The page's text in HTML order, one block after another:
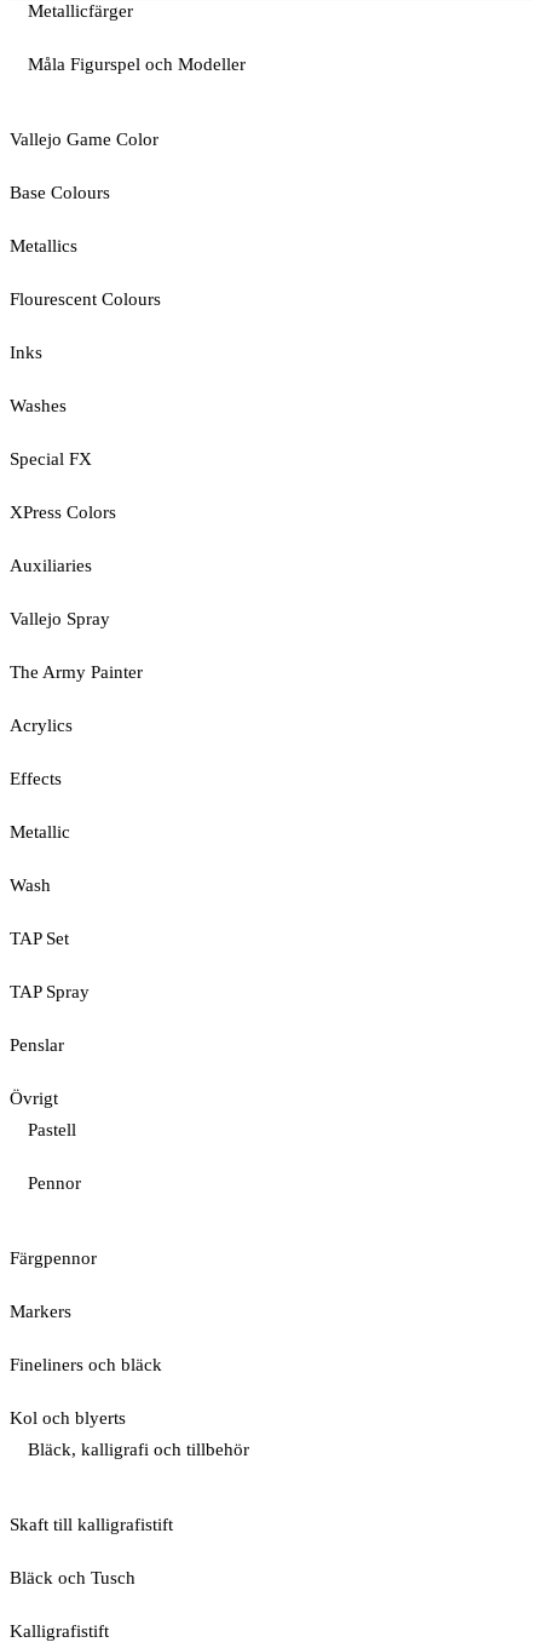
Metallicfärger
Måla Figurspel och Modeller
Vallejo Game Color
Base Colours
Metallics
Flourescent Colours
Inks
Washes
Special FX
XPress Colors
Auxiliaries
Vallejo Spray
The Army Painter
Acrylics
Effects
Metallic
Wash
TAP Set
TAP Spray
Penslar
Övrigt
Pastell
Pennor
Färgpennor
Markers
Fineliners och bläck
Kol och blyerts
Bläck, kalligrafi och tillbehör
Skaft till kalligrafistift
Bläck och Tusch
Kalligrafistift